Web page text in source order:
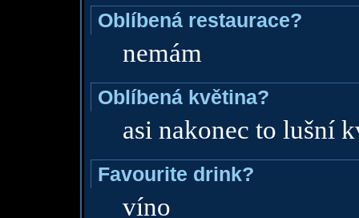
Oblíbená restaurace?
nemám
Oblíbená květina?
asi nakonec to lušní
Favourite drink?
víno